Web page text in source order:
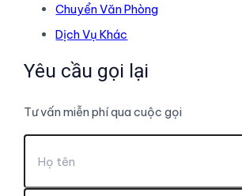
Chuyển Văn Phòng
Dịch Vụ Khác
Yêu cầu gọi lại
Tư vấn miễn phí qua cuộc gọi